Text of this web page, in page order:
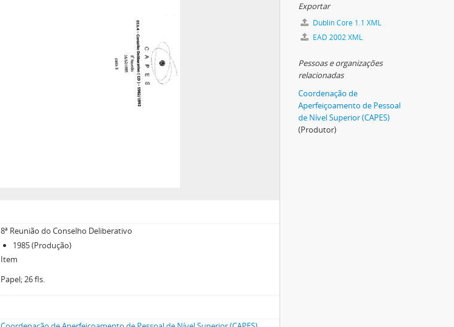
8ª Reunião do Conselho Deliberativo
1985 (Produção)
Item
Papel; 26 fls.
Exportar
Dublin Core 1.1 XML
EAD 2002 XML
Pessoas e organizações
relacionadas
Coordenação de
Aperfeiçoamento de Pessoal
de Nível Superior (CAPES)
(Produtor)